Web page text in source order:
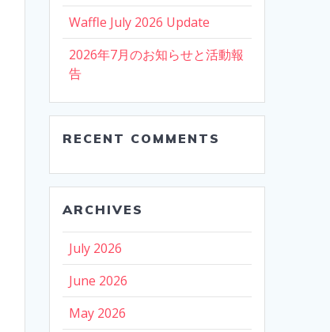
Waffle July 2026 Update
2026年7月のお知らせと活動報
告
RECENT COMMENTS
ARCHIVES
July 2026
June 2026
May 2026